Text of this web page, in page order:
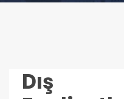
Dış